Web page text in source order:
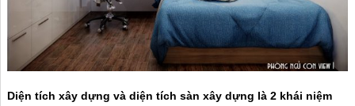
Diện tích xây dựng và diện tích sàn xây dựng là 2 khái niệm